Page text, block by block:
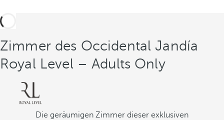
Zimmer des Occidental Jandía
Royal Level – Adults Only
Die geräumigen Zimmer dieser exklusiven